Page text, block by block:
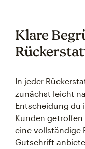
Klare
In jeder
zunächst leicht
Entscheidung du
Kunden
eine vollständige
Gutschrift